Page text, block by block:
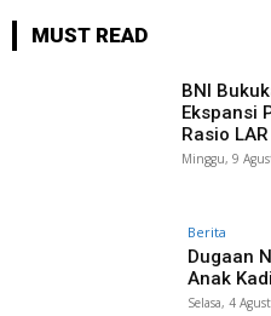
MUST READ
BNI
Ekspansi
Rasio LAR
Minggu, 9
Berita
Dugaan
Anak
Selasa, 4